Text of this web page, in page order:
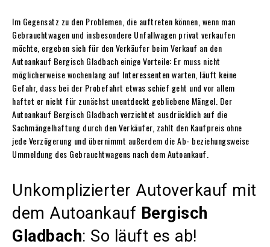
Im Gegensatz zu den Problemen, die auftreten können, wenn man
Gebrauchtwagen und insbesondere Unfallwagen privat verkaufen
möchte, ergeben sich für den Verkäufer beim Verkauf an den
Autoankauf Bergisch Gladbach einige Vorteile: Er muss nicht
möglicherweise wochenlang auf Interessenten warten, läuft keine
Gefahr, dass bei der Probefahrt etwas schief geht und vor allem
haftet er nicht für zunächst unentdeckt gebliebene Mängel. Der
Autoankauf Bergisch Gladbach verzichtet ausdrücklich auf die
Sachmängelhaftung durch den Verkäufer, zahlt den Kaufpreis ohne
jede Verzögerung und übernimmt außerdem die Ab- beziehungsweise
Ummeldung des Gebrauchtwagens nach dem Autoankauf.
Unkomplizierter Autoverkauf mit
dem Autoankauf Bergisch
Gladbach: So läuft es ab!